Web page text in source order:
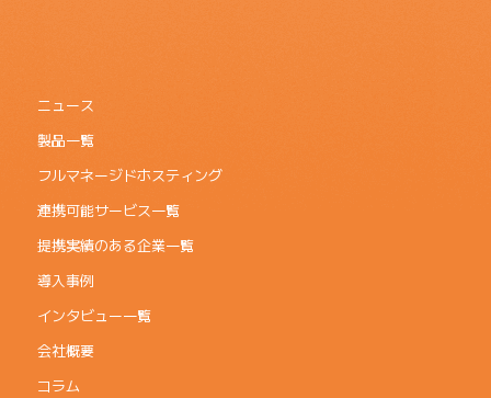
ニュース
製品一覧
フルマネージドホスティング
連携可能サービス一覧
提携実績のある企業一覧
導入事例
インタビュー一覧
会社概要
コラム